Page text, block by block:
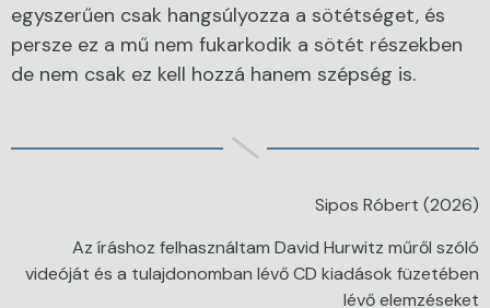
egyszerűen csak hangsúlyozza a sötétséget, és
persze ez a mű nem fukarkodik a sötét részekben
de nem csak ez kell hozzá hanem szépség is.
Sipos Róbert (2026)
Az íráshoz felhasználtam David Hurwitz műről szóló
videóját és a tulajdonomban lévő CD kiadások füzetében
lévő elemzéseket